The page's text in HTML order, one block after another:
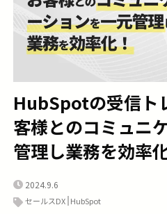
HubSpotの受信ト
客様とのコミュニ
管理し業務を効率
2024.9.6
セールスDX HubSpot